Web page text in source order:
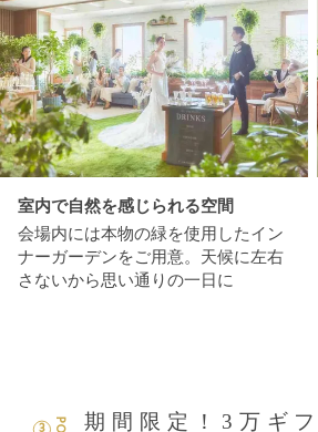
室内で自然を感じられる空間
会場内には本物の緑を使用したイン
ナーガーデンをご用意。天候に左右
さないから思い通りの一日に
期間限定！3万ギ